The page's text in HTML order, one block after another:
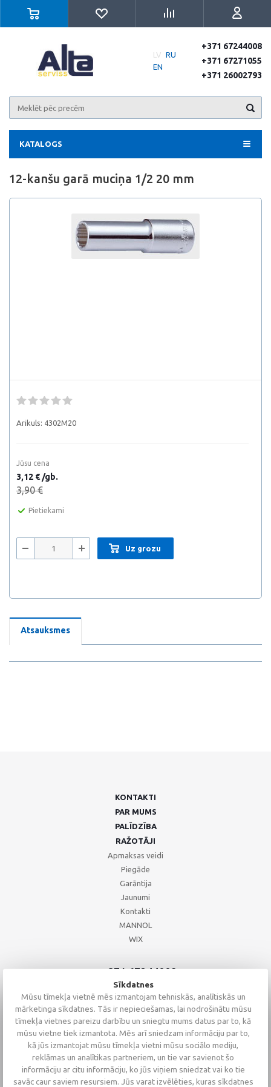
LV RU
EN
+371 67244008
+371 67271055
+371 26002793
KATALOGS
12-kanšu garā muciņa 1/2 20 mm
Arikuls: 4302M20
Jūsu cena
3,12 € /gb.
3,90 €
Pietiekami
Uz grozu
Atsauksmes
KONTAKTI
PAR MUMS
PALĪDZĪBA
RAŽOTĀJI
Apmaksas veidi
Piegāde
Garāntija
Jaunumi
Kontakti
MANNOL
WIX
+371 67244008
+371 67271055
+371 26002793
Sīkdatnes
Mūsu tīmekļa vietnē mēs izmantojam tehniskās, analītiskās un
mārketinga sīkdatnes. Tās ir nepieciešamas, lai nodrošinātu mūsu
tīmekļa vietnes pareizu darbību un sniegtu mums datus par to, kā
mūsu vietne tiek izmantota. Mēs arī sniedzam informāciju par to,
kā jūs izmantojat mūsu tīmekļa vietni mūsu sociālo mediju,
reklāmas un analītikas partneriem, un tie var savienot šo
informāciju ar citu informāciju, ko jūs viņiem sniedzat vai ko tie
savāc caur saviem resursiem. Jūs varat izvēlēties, kuras sīkdatnes